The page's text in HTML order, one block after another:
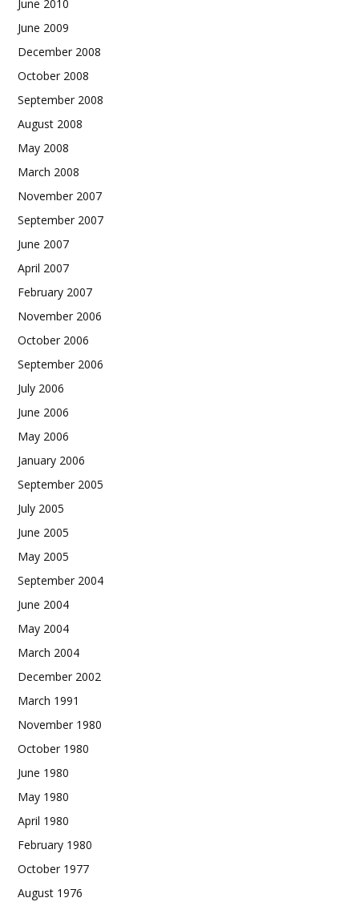
June 2010
June 2009
December 2008
October 2008
September 2008
August 2008
May 2008
March 2008
November 2007
September 2007
June 2007
April 2007
February 2007
November 2006
October 2006
September 2006
July 2006
June 2006
May 2006
January 2006
September 2005
July 2005
June 2005
May 2005
September 2004
June 2004
May 2004
March 2004
December 2002
March 1991
November 1980
October 1980
June 1980
May 1980
April 1980
February 1980
October 1977
August 1976